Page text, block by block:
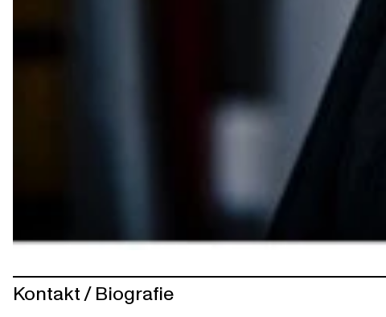
Kontakt / Biografie